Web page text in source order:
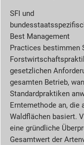
SFI und
Best Management
Practices bestimmen
gesetzlichen
gesamten Betrieb,
Standardpraktiken
Erntemethode an, die
Waldflächen basiert.
eine gründliche
Gesamtwert der